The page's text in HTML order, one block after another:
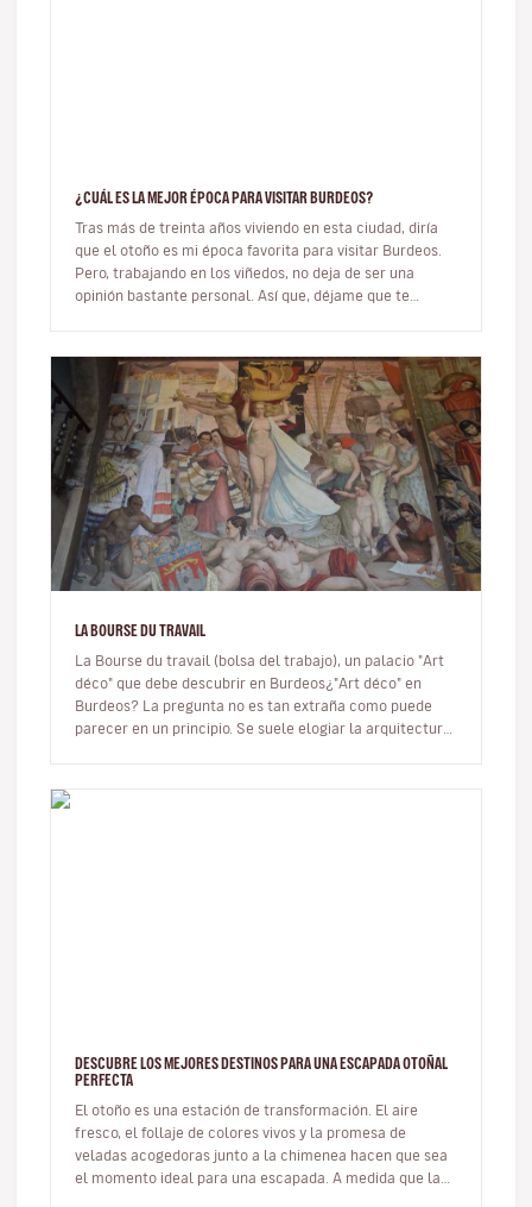
¿CUÁL ES LA MEJOR ÉPOCA PARA VISITAR BURDEOS?
Tras más de treinta años viviendo en esta ciudad, diría
que el otoño es mi época favorita para visitar Burdeos.
Pero, trabajando en los viñedos, no deja de ser una
opinión bastante personal. Así que, déjame que te
LA BOURSE DU TRAVAIL
La Bourse du travail (bolsa del trabajo), un palacio "Art
déco" que debe descubrir en Burdeos¿"Art déco" en
Burdeos? La pregunta no es tan extraña como puede
parecer en un principio. Se suele elogiar la arquitectura
DESCUBRE LOS MEJORES DESTINOS PARA UNA ESCAPADA OTOÑAL
PERFECTA
El otoño es una estación de transformación. El aire
fresco, el follaje de colores vivos y la promesa de
veladas acogedoras junto a la chimenea hacen que sea
el momento ideal para una escapada. A medida que las